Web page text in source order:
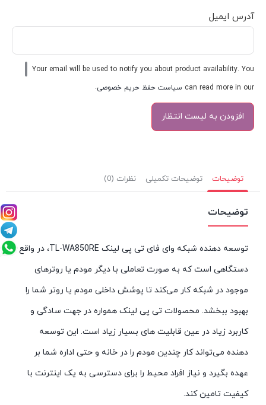
آدرس ایمیل
Your email will be used to notify you about product availability. You
can read more in our سیاست حفظ حریم خصوصی.
توضیحات توضیحات تکمیلی نظرات (0)
توضیحات
توسعه دهنده‌ شبکه وای فای تی پی لینک TL-WA850RE، در واقع
دستگاهی است که به صورت تعاملی با دیگر مودم یا روترهای
موجود در شبکه‌ کار می‌کند تا پوشش داخلی مودم یا روتر شما را
بهبود ببخشد. محصولات تی پی لینک همواره در جهت سادگی و
کاربرد زیاد در عین قابلیت های بسیار زیاد است. این توسعه
دهنده می‌تواند کار چندین مودم را در خانه و حتی اداره شما بر
عهده بگیرد و نیاز افراد محیط را برای دسترسی به یک اینترنت با
کیفیت تامین کند.